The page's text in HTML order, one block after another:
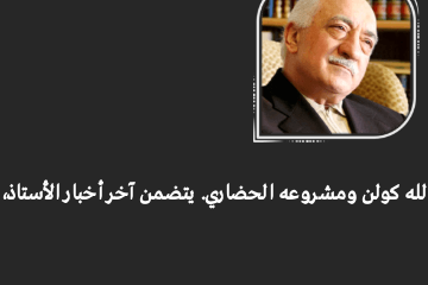
كولن ومشروعه الحضاري. يتضمن آخر أخبار